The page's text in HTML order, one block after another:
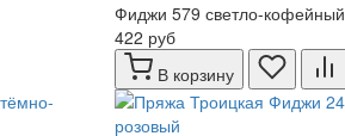
Фиджи 579 светло-кофейный
422 руб
В корзину